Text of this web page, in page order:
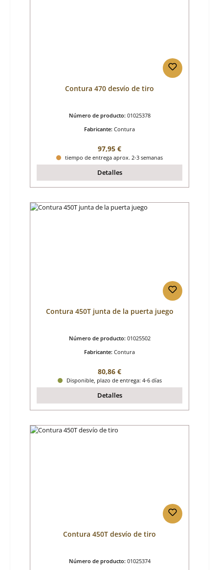
Contura 470 desvío de tiro
Número de producto: 01025378
Fabricante: Contura
Precio normal:
97,95 €
tiempo de entrega aprox. 2-3 semanas
Detalles
Contura 450T junta de la puerta juego
Número de producto: 01025502
Fabricante: Contura
Precio normal:
80,86 €
Disponible, plazo de entrega: 4-6 días
Detalles
Contura 450T desvío de tiro
Número de producto: 01025374